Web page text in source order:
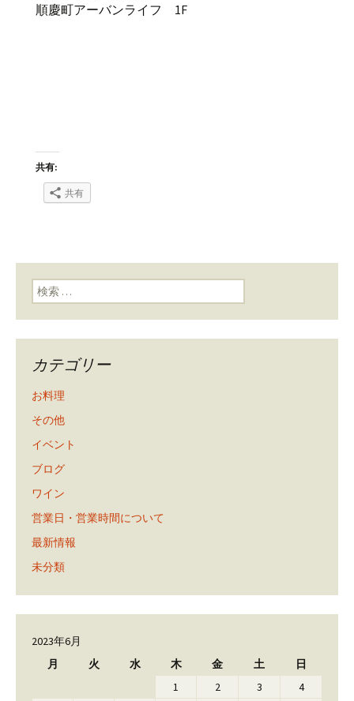
順慶町アーバンライフ 1F
共有:
共有
検索:
カテゴリー
お料理
その他
イベント
ブログ
ワイン
営業日・営業時間について
最新情報
未分類
2023年6月
月
火 水 木 金 土 日
1 2 3
4